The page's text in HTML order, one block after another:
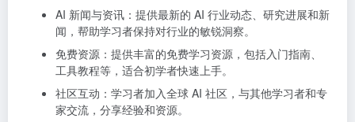
AI 新闻与资讯：提供最新的 AI 行业动态、研究进展和新
闻，帮助学习者保持对行业的敏锐洞察。
免费资源：提供丰富的免费学习资源，包括入门指南、
工具教程等，适合初学者快速上手。
社区互动：学习者加入全球 AI 社区，与其他学习者和专
家交流，分享经验和资源。